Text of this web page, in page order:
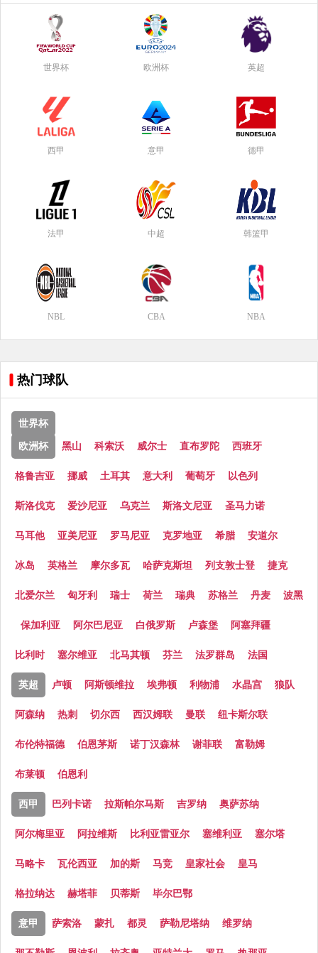
世界杯 欧洲杯 英超
西甲 意甲 德甲
法甲 中超 韩篮甲
NBL CBA NBA
热门球队
世界杯
欧洲杯 黑山 科索沃 威尔士 直布罗陀 西班牙
格鲁吉亚 挪威 土耳其 意大利 葡萄牙 以色列
斯洛伐克 爱沙尼亚 乌克兰 斯洛文尼亚 圣马力诺
马耳他 亚美尼亚 罗马尼亚 克罗地亚 希腊 安道尔
冰岛 英格兰 摩尔多瓦 哈萨克斯坦 列支敦士登 捷克
北爱尔兰 匈牙利 瑞士 荷兰 瑞典 苏格兰 丹麦 波黑
保加利亚 阿尔巴尼亚 白俄罗斯 卢森堡 阿塞拜疆
比利时 塞尔维亚 北马其顿 芬兰 法罗群岛 法国
英超 卢顿 阿斯顿维拉 埃弗顿 利物浦 水晶宫 狼队
阿森纳 热刺 切尔西 西汉姆联 曼联 纽卡斯尔联
布伦特福德 伯恩茅斯 诺丁汉森林 谢菲联 富勒姆
布莱顿 伯恩利
西甲 巴列卡诺 拉斯帕尔马斯 吉罗纳 奥萨苏纳
阿尔梅里亚 阿拉维斯 比利亚雷亚尔 塞维利亚 塞尔塔
马略卡 瓦伦西亚 加的斯 马竞 皇家社会 皇马
格拉纳达 赫塔菲 贝蒂斯 毕尔巴鄂
意甲 萨索洛 蒙扎 都灵 萨勒尼塔纳 维罗纳